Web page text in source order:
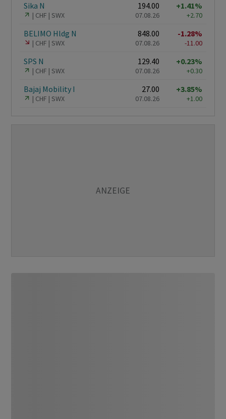
Sika N
CHF SWX
194.00
07.08.26
+1.41%
+2.70
BELIMO Hldg N
CHF SWX
848.00
07.08.26
-1.28%
-11.00
SPS N
CHF SWX
129.40
07.08.26
+0.23%
+0.30
Bajaj Mobility I
CHF SWX
27.00
07.08.26
+3.85%
+1.00